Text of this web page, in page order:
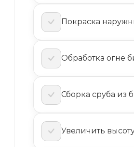
Покраска
Обработка огне
Сборка сруба из
Увеличить